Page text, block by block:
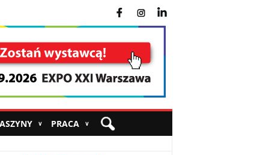
∨ PRACA ∨